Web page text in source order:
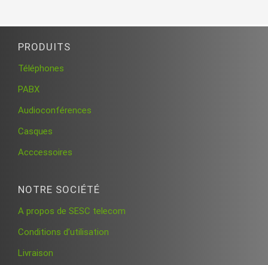
PRODUITS
Téléphones
PABX
Audioconférences
Casques
Acccessoires
NOTRE SOCIÉTÉ
A propos de SESC telecom
Conditions d’utilisation
Livraison